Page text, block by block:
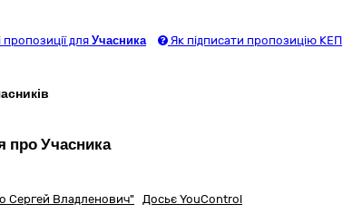
для Учасника Як підписати пропозицію КЕП
про Учасника
Сергей Владленович" Досьє YouControl